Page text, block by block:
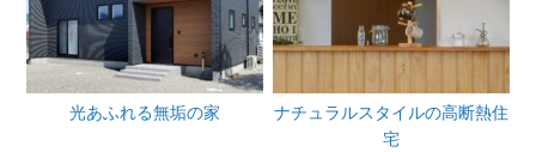
光あふれる無垢の家
ナチュラルスタイルの高断熱住
宅